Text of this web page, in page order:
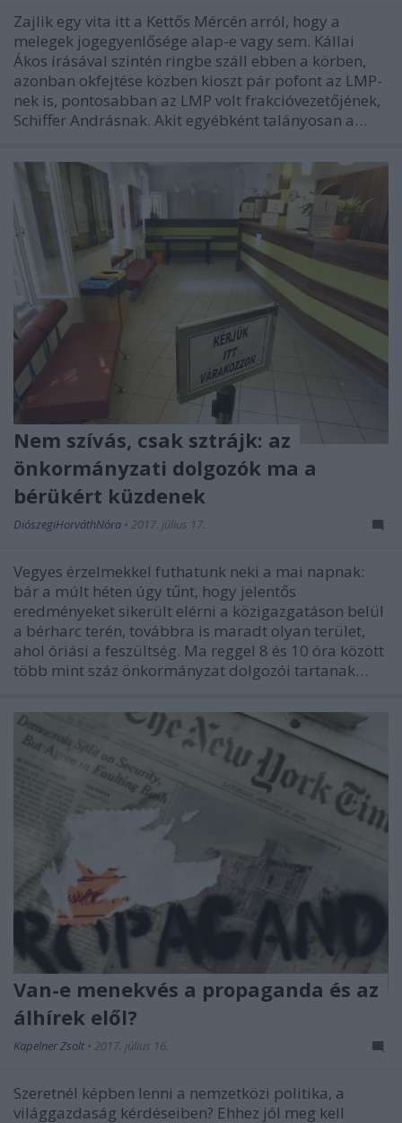
Zajlik egy vita itt a Kettős Mércén arról, hogy a
melegek jogegyenlősége alap-e vagy sem. Kállai
Ákos írásával szintén ringbe száll ebben a körben,
azonban okfejtése közben kioszt pár pofont az LMP-
nek is, pontosabban az LMP volt frakcióvezetőjének,
Schiffer Andrásnak. Akit egyébként talányosan a…
Nem szívás, csak sztrájk: az
önkormányzati dolgozók ma a
bérükért küzdenek
DiószegiHorváthNóra • 2017. július 17.
Vegyes érzelmekkel futhatunk neki a mai napnak:
bár a múlt héten úgy tűnt, hogy jelentős
eredményeket sikerült elérni a közigazgatáson belül
a bérharc terén, továbbra is maradt olyan terület,
ahol óriási a feszültség. Ma reggel 8 és 10 óra között
több mint száz önkormányzat dolgozói tartanak…
Van-e menekvés a propaganda és az
álhírek elől?
Kapelner Zsolt • 2017. július 16.
Szeretnél képben lenni a nemzetközi politika, a
világgazdaság kérdéseiben? Ehhez jól meg kell